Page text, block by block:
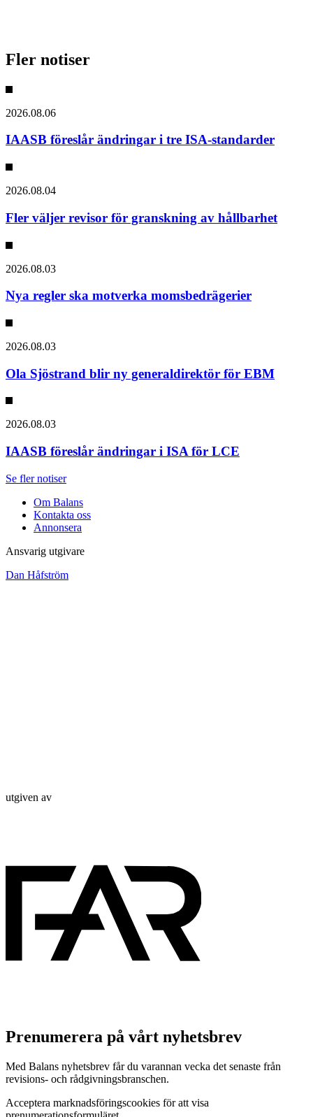
Fler notiser
2026.08.06
IAASB föreslår ändringar i tre ISA-standarder
2026.08.04
Fler väljer revisor för granskning av hållbarhet
2026.08.03
Nya regler ska motverka momsbedrägerier
2026.08.03
Ola Sjöstrand blir ny generaldirektör för EBM
2026.08.03
IAASB föreslår ändringar i ISA för LCE
Se fler notiser
Om Balans
Kontakta oss
Annonsera
Ansvarig utgivare
Dan Håfström
utgiven av
Prenumerera på vårt nyhetsbrev
Med Balans nyhetsbrev får du varannan vecka det senaste från
revisions- och rådgivningsbranschen.
Acceptera marknadsföringscookies för att visa